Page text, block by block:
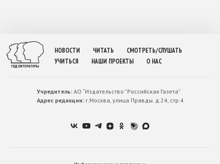
НОВОСТИ ЧИТАТЬ
СМОТРЕТЬ/СЛУШАТЬ
УЧИТЬСЯ
НАШИ ПРОЕКТЫ О НАС
Учредитель:АО “Издательство ”Российская Газета”
Адрес редакции:г.Москва, улица Правды. д.24, стр.4